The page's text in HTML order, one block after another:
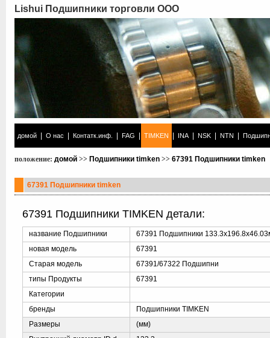
Lishui Подшипники торговли ООО
домой О нас Контатк.инф. FAG TIMKEN INA NSK NTN
положение: домой >> Подшипники timken >> 67391 Подшипники timken
67391 Подшипники timken
67391 Подшипники TIMKEN детали:
название Подшипники
67391 Подшипники
новая модель
67391
Старая модель
67391/67322 Подшипни
типы Продукты
67391
Категории
бренды
Подшипники TIMKEN
Размеры
(мм)